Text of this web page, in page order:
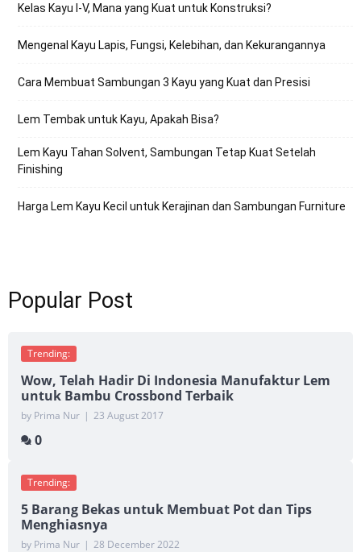
Kelas Kayu I-V, Mana yang Kuat untuk Konstruksi?
Mengenal Kayu Lapis, Fungsi, Kelebihan, dan Kekurangannya
Cara Membuat Sambungan 3 Kayu yang Kuat dan Presisi
Lem Tembak untuk Kayu, Apakah Bisa?
Lem Kayu Tahan Solvent, Sambungan Tetap Kuat Setelah
Finishing
Harga Lem Kayu Kecil untuk Kerajinan dan Sambungan Furniture
Popular Post
Trending:
Wow, Telah Hadir Di Indonesia Manufaktur Lem
untuk Bambu Crossbond Terbaik
by Prima Nur | 23 August 2017
0
Trending:
5 Barang Bekas untuk Membuat Pot dan Tips
Menghiasnya
by Prima Nur | 28 December 2022